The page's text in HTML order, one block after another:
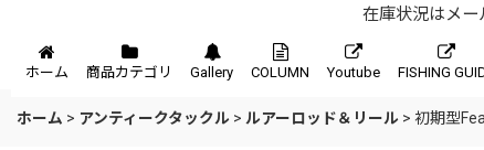
在庫状況はメ
メニュー
ホーム 商品カテゴリ Gallery COLUMN Youtube FISHING
ホーム > アンティークタックル > ルアーロッド＆リール > 初期型